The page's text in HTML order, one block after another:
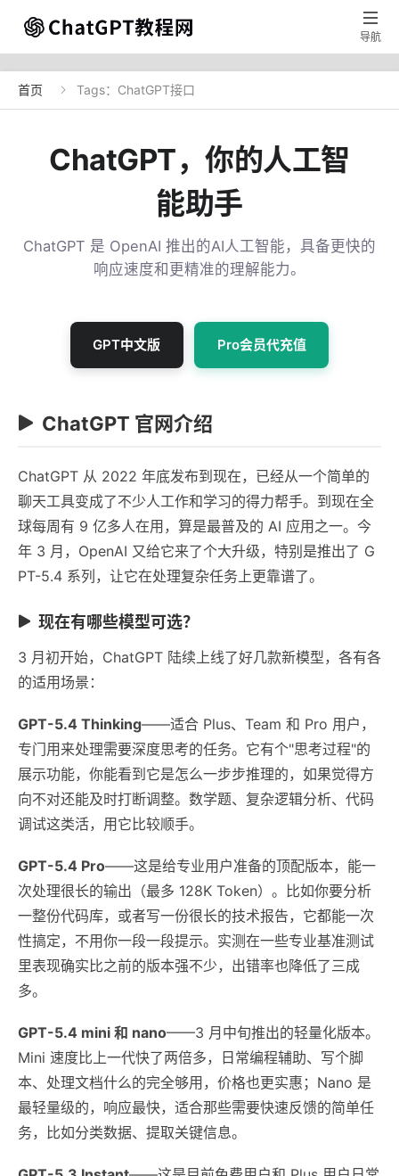

导航
首页  Tags：ChatGPT接口
ChatGPT，你的人工智
能助手
ChatGPT 是 OpenAI 推出的AI人工智能，具备更快的
响应速度和更精准的理解能力。
GPT中文版 Pro会员代充值
ChatGPT 官网介绍
ChatGPT 从 2022 年底发布到现在，已经从一个简单的
聊天工具变成了不少人工作和学习的得力帮手。到现在全
球每周有 9 亿多人在用，算是最普及的 AI 应用之一。今
年 3 月，OpenAI 又给它来了个大升级，特别是推出了 G
PT-5.4 系列，让它在处理复杂任务上更靠谱了。
现在有哪些模型可选？
3 月初开始，ChatGPT 陆续上线了好几款新模型，各有各
的适用场景：
GPT-5.4 Thinking——适合 Plus、Team 和 Pro 用户，
专门用来处理需要深度思考的任务。它有个"思考过程"的
展示功能，你能看到它是怎么一步步推理的，如果觉得方
向不对还能及时打断调整。数学题、复杂逻辑分析、代码
调试这类活，用它比较顺手。
GPT-5.4 Pro——这是给专业用户准备的顶配版本，能一
次处理很长的输出（最多 128K Token）。比如你要分析
一整份代码库，或者写一份很长的技术报告，它都能一次
性搞定，不用你一段一段提示。实测在一些专业基准测试
里表现确实比之前的版本强不少，出错率也降低了三成
多。
GPT-5.4 mini 和 nano——3 月中旬推出的轻量化版本。
Mini 速度比上一代快了两倍多，日常编程辅助、写个脚
本、处理文档什么的完全够用，价格也更实惠；Nano 是
最轻量级的，响应最快，适合那些需要快速反馈的简单任
务，比如分类数据、提取关键信息。